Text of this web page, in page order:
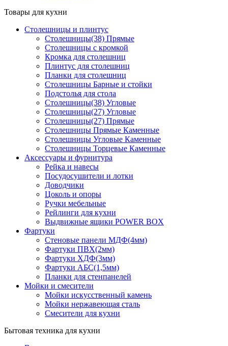
Товары для кухни
Столешницы и плинтус
Столешницы(38) Прямые
Столешницы с кромкой
Кромка для столешниц
Плинтус для столешниц
Планки для столешниц
Столешницы Барные и стойки
Подстолья для стола
Столешницы(38) Угловые
Столешницы(27) Угловые
Столешницы(27) Прямые
Столешницы Прямые Каменные
Столешницы Угловые Каменные
Столешницы Торцевые Каменные
Аксессуары и фурнитура
Рейка и навесы
Посудосушители и лотки
Доводчики
Цоколь и опоры
Ручки мебельные
Рейлинги для кухни
Выдвижные ящики POWER BOX
Фартуки
Стеновые панели МДФ(4мм)
Фартуки ПВХ(2мм)
Фартуки ХДФ(3мм)
Фартуки АБС(1,5мм)
Планки для стенпанелей
Мойки и смесители
Мойки искусственный камень
Мойки нержавеющая сталь
Смесители для кухни
Бытовая техника для кухни